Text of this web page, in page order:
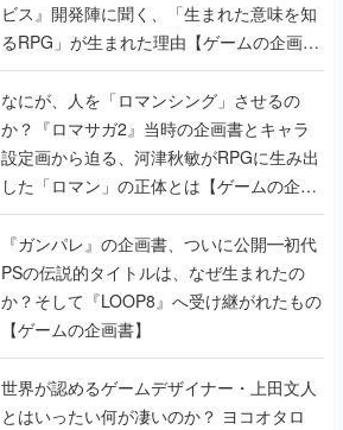
ビス』開発陣に聞く、「生まれた意味を知
るRPG」が生まれた理由【ゲームの企画
書】
なにが、人を「ロマンシング」させるの
か？『ロマサガ2』当時の企画書とキャラ
設定画から迫る、河津秋敏がRPGに生み出
した「ロマン」の正体とは【ゲームの企画
書】
『ガンパレ』の企画書、ついに公開━初代
PSの伝説的タイトルは、なぜ生まれたの
か？そして『LOOP8』へ受け継がれたもの
【ゲームの企画書】
世界が認めるゲームデザイナー・上田文人
とはいったい何が凄いのか？ ヨコオタロ